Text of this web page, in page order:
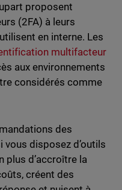
proposent
(2FA) à leurs
en interne. Les
multifacteur
aux environnements
considérés comme
des
disposez d’outils
plus d’accroître la
créent des